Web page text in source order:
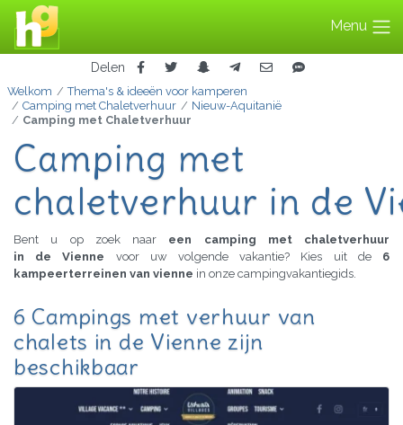
Menu
Delen
Welkom
Thema's & ideeën voor kamperen
Camping met Chaletverhuur
Nieuw-Aquitanië
Camping met Chaletverhuur
Camping met
chaletverhuur in de
Bent u op zoek naar een camping met chaletverhuur
in de Vienne voor uw volgende vakantie? Kies uit de 6
kampeerterreinen van vienne in onze campingvakantiegids.
6 Campings met verhuur van
chalets in de Vienne zijn
beschikbaar